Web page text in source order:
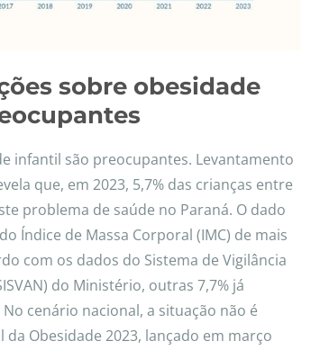
sobre obesidade
infantil são preocupantes. Levantamento
que, em 2023, 5,7% das crianças entre
problema de saúde no Paraná. O dado
Índice de Massa Corporal (IMC) de mais
com os dados do Sistema de Vigilância
do Ministério, outras 7,7% já
cenário nacional, a situação não é
Obesidade 2023, lançado em março